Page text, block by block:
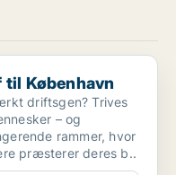
København
driftsgen? Trives
– og
rammer, hvor
præsterer deres b..